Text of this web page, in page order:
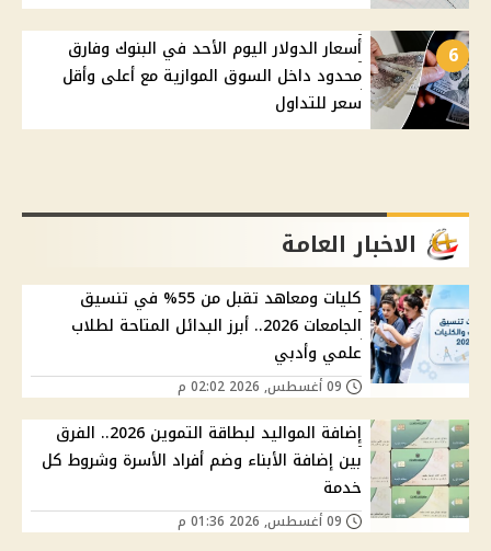
6
أسعار الدولار اليوم الأحد في البنوك وفارق
محدود داخل السوق الموازية مع أعلى وأقل
سعر للتداول
الاخبار العامة
كليات ومعاهد تقبل من 55% في تنسيق
الجامعات 2026.. أبرز البدائل المتاحة لطلاب
علمي وأدبي
إضافة المواليد لبطاقة التموين 2026.. الفرق
بين إضافة الأبناء وضم أفراد الأسرة وشروط كل
خدمة